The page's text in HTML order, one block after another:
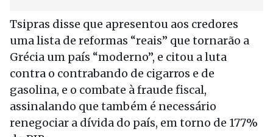
Tsipras disse que apresentou aos credores
uma lista de reformas “reais” que tornarão a
Grécia um país “moderno”, e citou a luta
contra o contrabando de cigarros e de
gasolina, e o combate à fraude fiscal,
assinalando que também é necessário
renegociar a dívida do país, em torno de 177%